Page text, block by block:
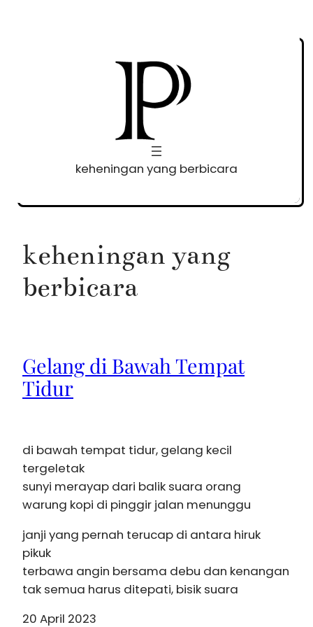
keheningan yang berbicara
keheningan yang
berbicara
Gelang di Bawah Tempat
Tidur
di bawah tempat tidur, gelang kecil
tergeletak
sunyi merayap dari balik suara orang
warung kopi di pinggir jalan menunggu
janji yang pernah terucap di antara hiruk
pikuk
terbawa angin bersama debu dan kenangan
tak semua harus ditepati, bisik suara
20 April 2023